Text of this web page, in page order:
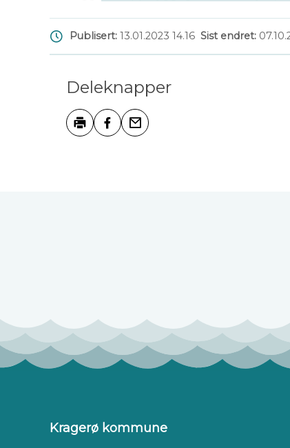
Publisert 13.01.2023 14.16 Sist endret
Deleknapper
Kragerø kommune